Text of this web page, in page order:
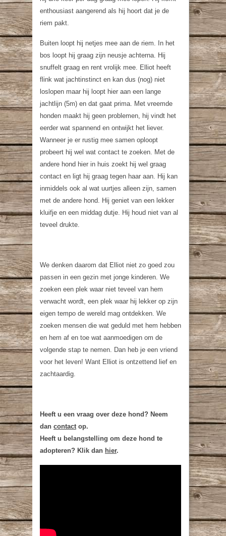
enthousiast aangerend als hij hoort dat je de
riem pakt.
Buiten loopt hij netjes mee aan de riem. In het
bos loopt hij graag zijn neusje achterna. Hij
snuffelt graag en rent vrolijk mee. Elliot heeft
flink wat jachtinstinct en kan dus (nog) niet
loslopen maar hij loopt hier aan een lange
jachtlijn (5m) en dat gaat prima. Met vreemde
honden maakt hij geen problemen, hij vindt het
eerder wat spannend en ontwijkt het liever.
Wanneer je er rustig mee samen oploopt
probeert hij wel wat contact te zoeken. Met de
andere hond hier in huis zoekt hij wel graag
contact en ligt hij graag tegen haar aan. Hij kan
inmiddels ook al wat uurtjes alleen zijn, samen
met de andere hond. Hij geniet van een lekker
kluifje en een middag dutje. Hij houd niet van al
teveel drukte.
We denken daarom dat Elliot niet zo goed zou
passen in een gezin met jonge kinderen. We
zoeken een plek waar niet teveel van hem
verwacht wordt, een plek waar hij lekker op zijn
eigen tempo de wereld mag ontdekken. We
zoeken mensen die wat geduld met hem hebben
en hem af en toe wat aanmoedigen om de
volgende stap te nemen. Dan heb je een vriend
voor het leven! Want Elliot is ontzettend lief en
zachtaardig.
Heeft u een vraag over deze hond? Neem
dan contactop.
Heeft u belangstelling om deze hond te
adopteren? Klik dan hier.